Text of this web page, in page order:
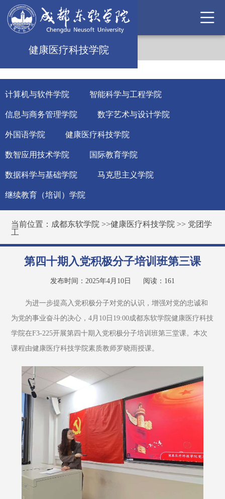
健康医疗科技学院
计算机与软件学院 智能科学与工程学院
信息与商务管理学院 数字艺术与设计学院
外国语学院 健康医疗科技学院
数智应用技术学院 国际教育学院
数据科学与基础学院 马克思主义学院
继续教育（培训）学院
当前位置： 成都东软学院 >>健康医疗科技学院 >> 党团学
工
第四十期入党积极分子培训班第三课
发布时间：2025年4月10日 阅读： 161
为进一步提高入党积极分子对党的认识，增强对党的忠诚和
为党的事业奋斗的决心，4月10日19:00成都东软学院健康医疗科技
学院在F3-225开展第四十期入党积极分子培训班第三堂课。本次
课程由健康医疗科技学院素质教师罗晓雨授课。